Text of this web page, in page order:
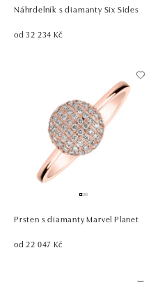
Náhrdelník s diamanty Six Sides
od 32 234 Kč
Prsten s diamanty Marvel Planet
od 22 047 Kč